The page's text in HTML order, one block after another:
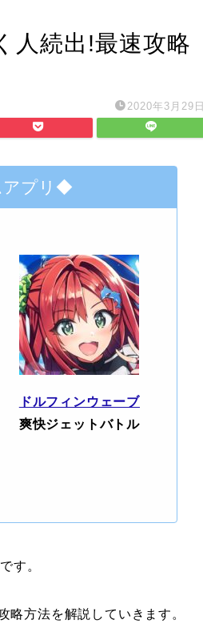
人続出!最速攻略
2020年3月29日
アプリ◆
ドルフィンウェーブ
爽快ジェットバトル
す。
略方法を解説していきます。